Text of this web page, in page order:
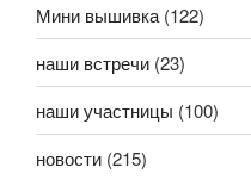
Мини вышивка (122)
наши встречи (23)
наши участницы (100)
новости (215)